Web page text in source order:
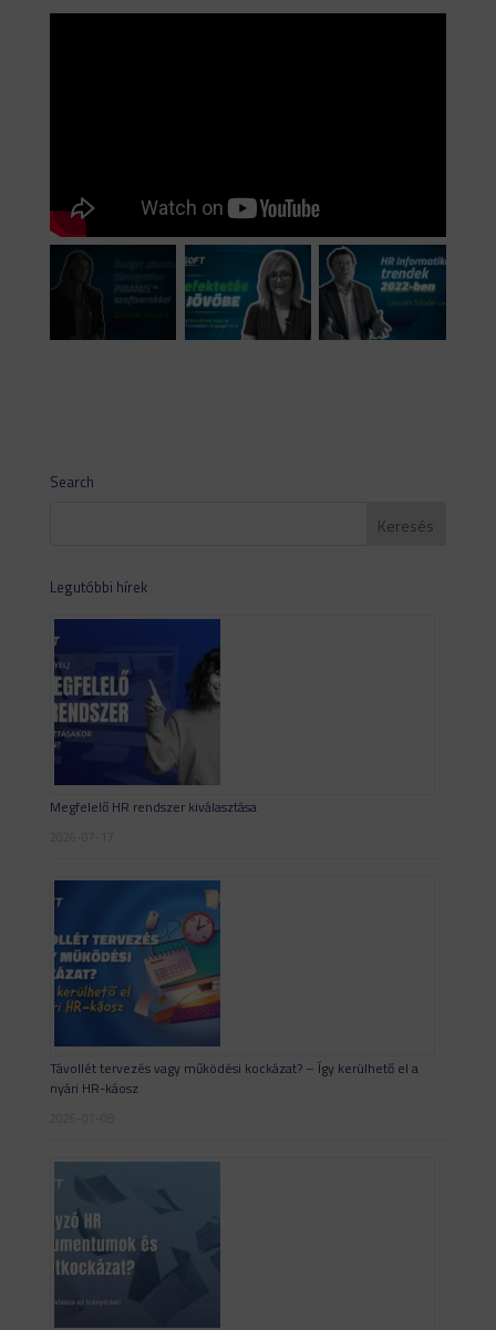
Search
Legutóbbi hírek
Megfelelő HR rendszer kiválasztása
Távollét tervezés vagy működési kockázat? – Így kerülhető el a
nyári HR-káosz